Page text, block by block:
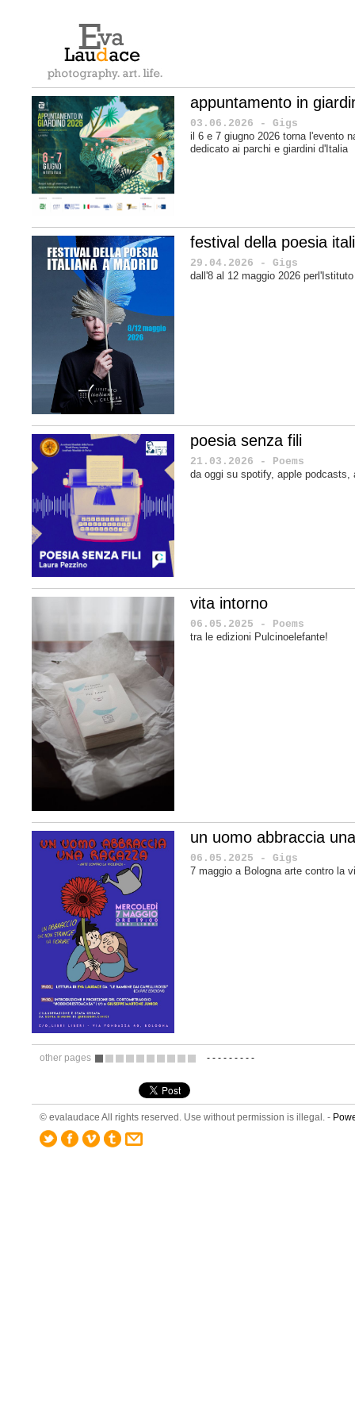
appuntamento in
03.06.2026 - Gigs
il 6 e 7 giugno 2026 torna l'evento
dedicato ai parchi e giardini d'Italia
festival della poesia
29.04.2026 - Gigs
dall'8 al 12 maggio 2026
poesia senza fili
21.03.2026 - Poems
da oggi su spotify, apple
vita intorno
06.05.2025 - Poems
tra le edizioni Pulcinoelefante!
un uomo abbraccia
06.05.2025 - Gigs
7 maggio a Bologna arte contro la
other pages - - - - - - - - -
© evalaudace All rights reserved. Use without permission is illegal. -